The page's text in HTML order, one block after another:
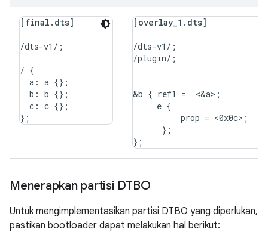
[final.dts]
/dts-v1/;
/ {
  a: a {};
  b: b {};
  c: c {};
[overlay_1.dts]
/dts-v1/;
/plugin/;
&b { ref1 =  <&a>;
     e {
          prop = <0x0c>;
      };
Menerapkan partisi DTBO
Untuk mengimplementasikan partisi DTBO yang diperlukan,
pastikan bootloader dapat melakukan hal berikut: